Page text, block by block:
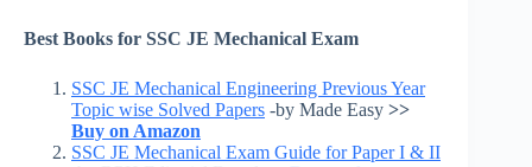
Best Books for SSC JE Mechanical Exam
SSC JE Mechanical Engineering Previous Year
Topic wise Solved Papers -by Made Easy >>
Buy on Amazon
SSC JE Mechanical Exam Guide for Paper I & II